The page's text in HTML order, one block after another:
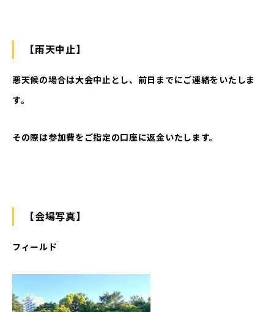
【雨天中止】
悪天候の場合は大会中止とし、前日までにご連絡をいたしま
す。
その際は参加費をご指定の口座に返金いたします。
【会場写真】
フィールド